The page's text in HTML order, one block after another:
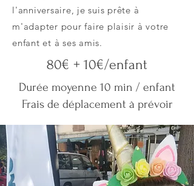
l'anniversaire, je suis prête à
m'adapter pour faire plaisir à votre
enfant et à ses amis.
80€ + 10€/enfant
Durée moyenne 10 min / enfant
Frais de déplacement à prévoir